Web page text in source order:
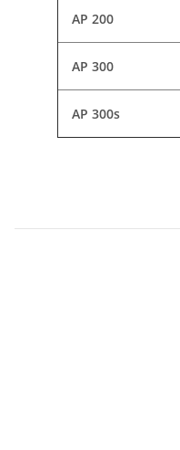
AP 200
AP 300
AP 300s